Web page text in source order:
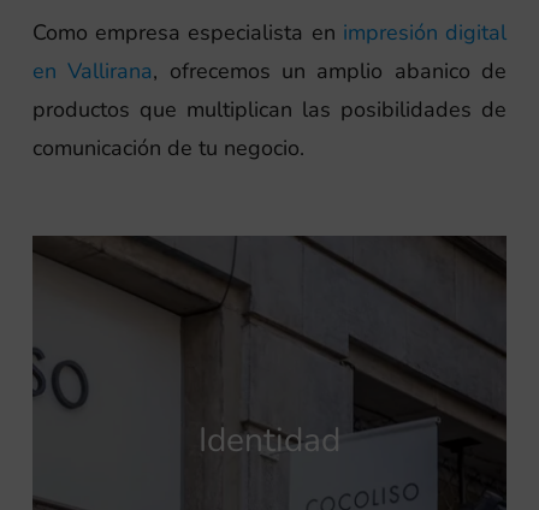
Como empresa especialista en impresión digital
en Vallirana, ofrecemos un amplio abanico de
productos que multiplican las posibilidades de
comunicación de tu negocio.
Identidad